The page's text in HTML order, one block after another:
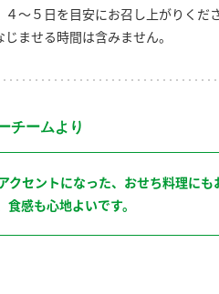
～５日を目安にお召し上がりくださ
ませる時間は含みません。
チームより
クセントになった、おせち料理にも
感も心地よいです。